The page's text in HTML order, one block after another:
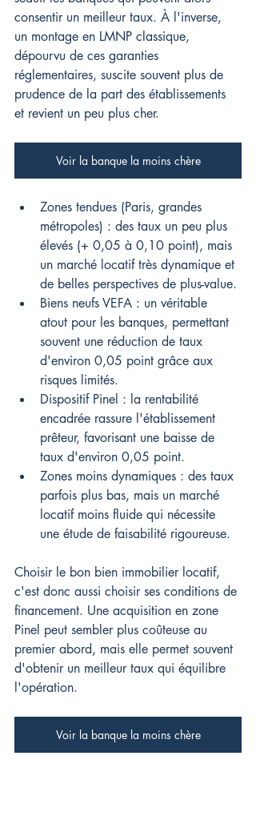
consentir un meilleur taux. À l'inverse,
un montage en LMNP classique,
dépourvu de ces garanties
réglementaires, suscite souvent plus de
prudence de la part des établissements
et revient un peu plus cher.
Voir la banque la moins chère
Zones tendues (Paris, grandes
métropoles) : des taux un peu plus
élevés (+ 0,05 à 0,10 point), mais
un marché locatif très dynamique et
de belles perspectives de plus-value.
Biens neufs VEFA : un véritable
atout pour les banques, permettant
souvent une réduction de taux
d'environ 0,05 point grâce aux
risques limités.
Dispositif Pinel : la rentabilité
encadrée rassure l'établissement
prêteur, favorisant une baisse de
taux d'environ 0,05 point.
Zones moins dynamiques : des taux
parfois plus bas, mais un marché
locatif moins fluide qui nécessite
une étude de faisabilité rigoureuse.
Choisir le bon bien immobilier locatif,
c'est donc aussi choisir ses conditions de
financement. Une acquisition en zone
Pinel peut sembler plus coûteuse au
premier abord, mais elle permet souvent
d'obtenir un meilleur taux qui équilibre
l'opération.
Voir la banque la moins chère